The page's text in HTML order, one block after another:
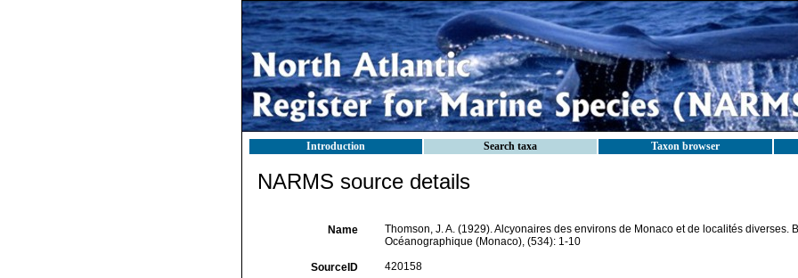
Introduction Search taxa Taxon browser
NARMS source details
Name
Thomson, J. A. (1929). Alcyonaires des environs de Monaco et de localités diverses.
Océanographique (Monaco), (534): 1-10
SourceID 420158